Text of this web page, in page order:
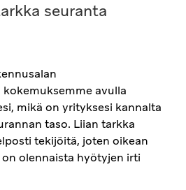
seuranta
avulla
mikä on yrityksesi kannalta
taso. Liian tarkka
tekijöitä, joten oikean
olennaista hyötyjen irti